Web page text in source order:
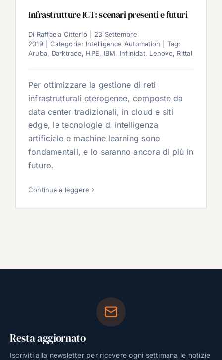
Infrastrutture ICT: scenari presenti e futuri
Di Raffaela Citterio
23 Settembre
2019
Categorie: Intelligence Automation
Tag:
Aruba, Darktrace, HPE, IBM, Infinidat, Lenovo, Rittal
Per ottimizzare la gestione di reti
infrastrutturali eterogenee, composte da
data center tradizionali, in cloud e siti
edge, le tecnologie di intelligenza
artificiale e machine learning sono
fondamentali, e lo saranno ancora di più in
futuro.
Continua a leggere
Resta aggiornato
Iscriviti alla newsletter per ricevere ogni settimana le notizie